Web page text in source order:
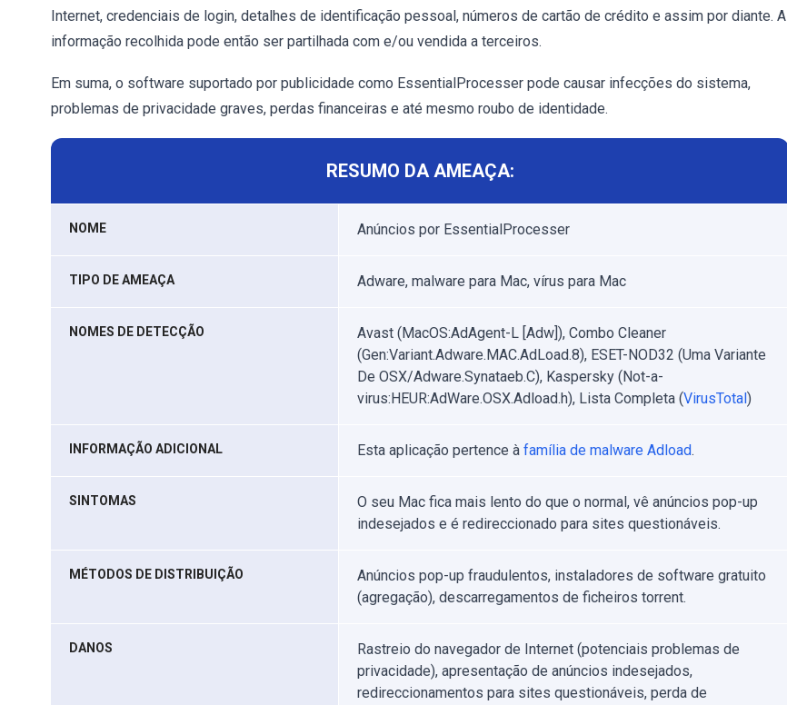
Internet, credenciais de login, detalhes de identificação pessoal, números de cartão de crédito e assim por diante. A
informação recolhida pode então ser partilhada com e/ou vendida a terceiros.
Em suma, o software suportado por publicidade como EssentialProcesser pode causar infecções do sistema,
problemas de privacidade graves, perdas financeiras e até mesmo roubo de identidade.
RESUMO DA AMEAÇA:
NOME Anúncios por EssentialProcesser
TIPO DE AMEAÇA Adware, malware para Mac, vírus para Mac
NOMES DE DETECÇÃO
Avast (MacOS:AdAgent-L [Adw]), Combo Cleaner
(Gen:Variant.Adware.MAC.AdLoad.8), ESET-NOD32 (Uma Variante
De OSX/Adware.Synataeb.C), Kaspersky (Not-a-
virus:HEUR:AdWare.OSX.Adload.h), Lista Completa (VirusTotal)
INFORMAÇÃO ADICIONAL Esta aplicação pertence à família de malware Adload.
SINTOMAS
O seu Mac fica mais lento do que o normal, vê anúncios pop-up
indesejados e é redireccionado para sites questionáveis.
MÉTODOS DE DISTRIBUIÇÃO
Anúncios pop-up fraudulentos, instaladores de software gratuito
(agregação), descarregamentos de ficheiros torrent.
DANOS
Rastreio do navegador de Internet (potenciais problemas de
privacidade), apresentação de anúncios indesejados,
redireccionamentos para sites questionáveis, perda de